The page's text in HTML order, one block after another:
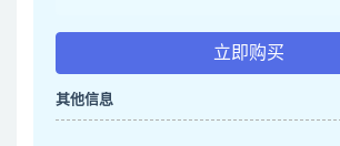
立即购买
其他信息